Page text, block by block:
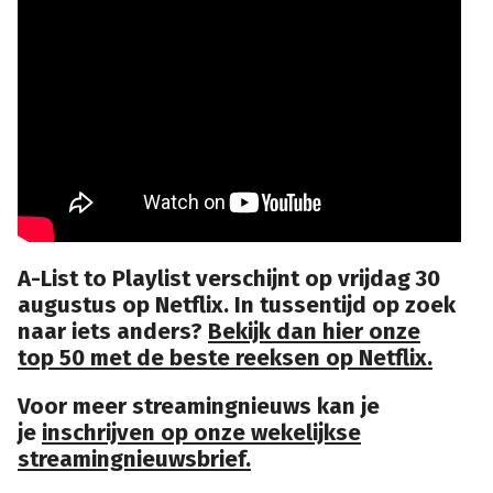
A-List to Playlist verschijnt op vrijdag 30
augustus op Netflix. In tussentijd op zoek
naar iets anders? Bekijk dan hier onze
top 50 met de beste reeksen op Netflix.
Voor meer streamingnieuws kan je
je inschrijven op onze wekelijkse
streamingnieuwsbrief.